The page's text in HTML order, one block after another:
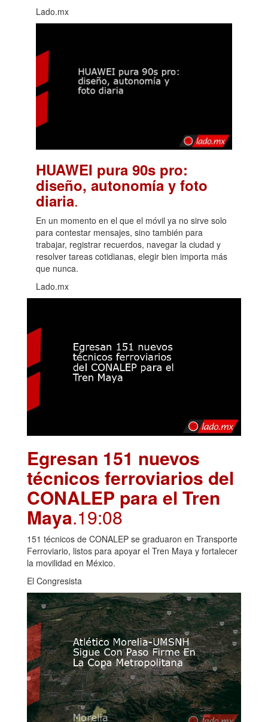
Lado.mx
HUAWEI pura 90s pro:
diseño, autonomía y foto
diaria.
En un momento en el que el móvil ya no sirve solo
para contestar mensajes, sino también para
trabajar, registrar recuerdos, navegar la ciudad y
resolver tareas cotidianas, elegir bien importa más
que nunca.
Lado.mx
Egresan 151 nuevos
técnicos ferroviarios del
CONALEP para el Tren
Maya.19:08
151 técnicos de CONALEP se graduaron en Transporte
Ferroviario, listos para apoyar el Tren Maya y fortalecer
la movilidad en México.
El Congresista